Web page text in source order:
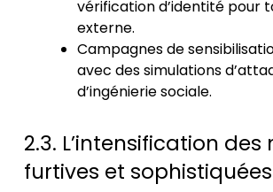
vérification d’identité pour
externe.
Campagnes de
avec des simulations
d’ingénierie sociale.
2.3. L’intensification
furtives et sophistiquées